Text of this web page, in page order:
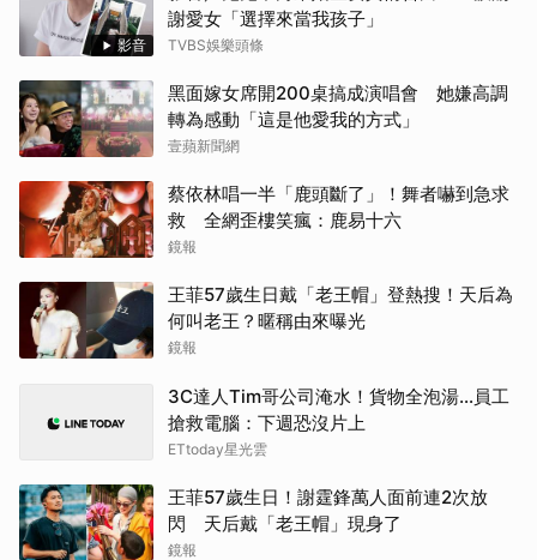
影音
謝愛女「選擇來當我孩子」
TVBS娛樂頭條
黑面嫁女席開200桌搞成演唱會 她嫌高調
轉為感動「這是他愛我的方式」
壹蘋新聞網
蔡依林唱一半「鹿頭斷了」！舞者嚇到急求
救 全網歪樓笑瘋：鹿易十六
鏡報
王菲57歲生日戴「老王帽」登熱搜！天后為
何叫老王？暱稱由來曝光
鏡報
3C達人Tim哥公司淹水！貨物全泡湯…員工
搶救電腦：下週恐沒片上
ETtoday星光雲
王菲57歲生日！謝霆鋒萬人面前連2次放
閃 天后戴「老王帽」現身了
鏡報